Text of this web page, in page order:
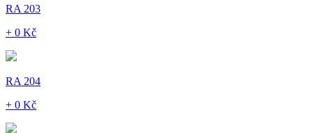
RA 203
+ 0 Kč
RA 204
+ 0 Kč